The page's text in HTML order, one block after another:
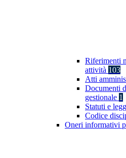
Riferimenti
attività 103
Atti
Documenti
gestionale 1
Statuti e
Codice
Oneri informativi